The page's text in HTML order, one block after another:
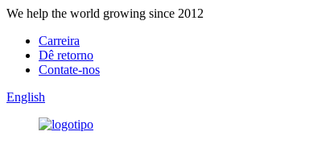
We help the world growing since 2012
Carreira
Dê retorno
Contate-nos
English